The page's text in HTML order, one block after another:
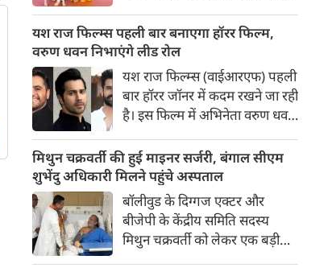
पैपराजी को पोज दे रहीं बॉलीवुड की
अभिनेत्री रवीना टंडन पर फिल्म का
चार पैरों वाला मुख्य कलाकार (डॉग
स्टार) अचानक बेकाबू होकर झपट
पड़ा।
यश राज फिल्म्स पहली बार बनाएगा हॉरर फिल्म,
वरुण धवन निभाएंगे लीड रोल
यश राज फिल्म्स (वाईआरएफ) पहली
बार हॉरर जॉनर में कदम रखने जा रही
है। इस फिल्म में अभिनेता वरुण धवन
निर्देशन और पटकथा की जिम्मेदारी
'रॉकेट बॉयज़' से चर्चित अभय पन्नू
संभालेंगे। फिल्म की शूटिंग इस वर्ष के
अंत में शुरू होने की योजना है और
इसे वर्ष 2027 में दुनियाभर के
सिनेमाघरों में रिलीज़ किया जाएगा।
मिथुन चक्रवर्ती की हुई माइनर सर्जरी, बंगाल सीएम
शुभेंदु अधिकारी मिलने पहुंचे अस्पताल
बॉलीवुड के दिग्गज एक्टर और
बीजेपी के केंद्रीय समिति सदस्य
मिथुन चक्रवर्ती को लेकर एक बड़ी